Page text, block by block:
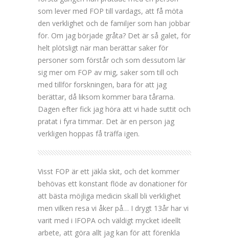
som lever med FOP till vardags, att få möta
den verklighet och de familjer som han jobbar
för. Om jag började gråta? Det är så galet, för
helt plötsligt när man berättar saker för
personer som förstår och som dessutom lär
sig mer om FOP av mig, saker som till och
med tillför forskningen, bara för att jag
berättar, då liksom kommer bara tårarna.
Dagen efter fick jag höra att vi hade suttit och
pratat i fyra timmar. Det är en person jag
verkligen hoppas få träffa igen.
Visst FOP är ett jäkla skit, och det kommer
behövas ett konstant flöde av donationer för
att bästa möjliga medicin skall bli verklighet
men vilken resa vi åker på… I drygt 13år har vi
varit med i IFOPA och väldigt mycket ideellt
arbete, att göra allt jag kan för att förenkla